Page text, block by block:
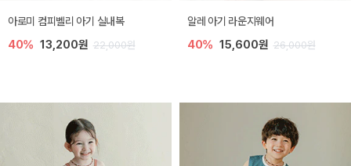
아로미 컴피벨리 아기 실내복
40% 13,200원 22,000원
알레 아기 라운지웨어
40% 15,600원 26,000원